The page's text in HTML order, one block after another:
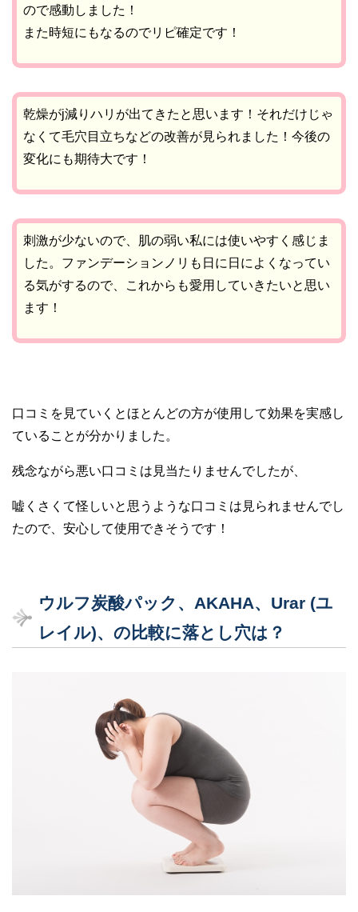
ので感動しました！
また時短にもなるのでリピ確定です！
乾燥がj減りハリが出てきたと思います！それだけじゃ
なくて毛穴目立ちなどの改善が見られました！今後の
変化にも期待大です！
刺激が少ないので、肌の弱い私には使いやすく感じま
した。ファンデーションノリも日に日によくなってい
る気がするので、これからも愛用していきたいと思い
ます！
口コミを見ていくとほとんどの方が使用して効果を実感し
ていることが分かりました。
残念ながら悪い口コミは見当たりませんでしたが、
嘘くさくて怪しいと思うような口コミは見られませんでし
たので、安心して使用できそうです！
ウルフ炭酸パック、AKAHA、Urar (ユ
レイル)、の比較に落とし穴は？